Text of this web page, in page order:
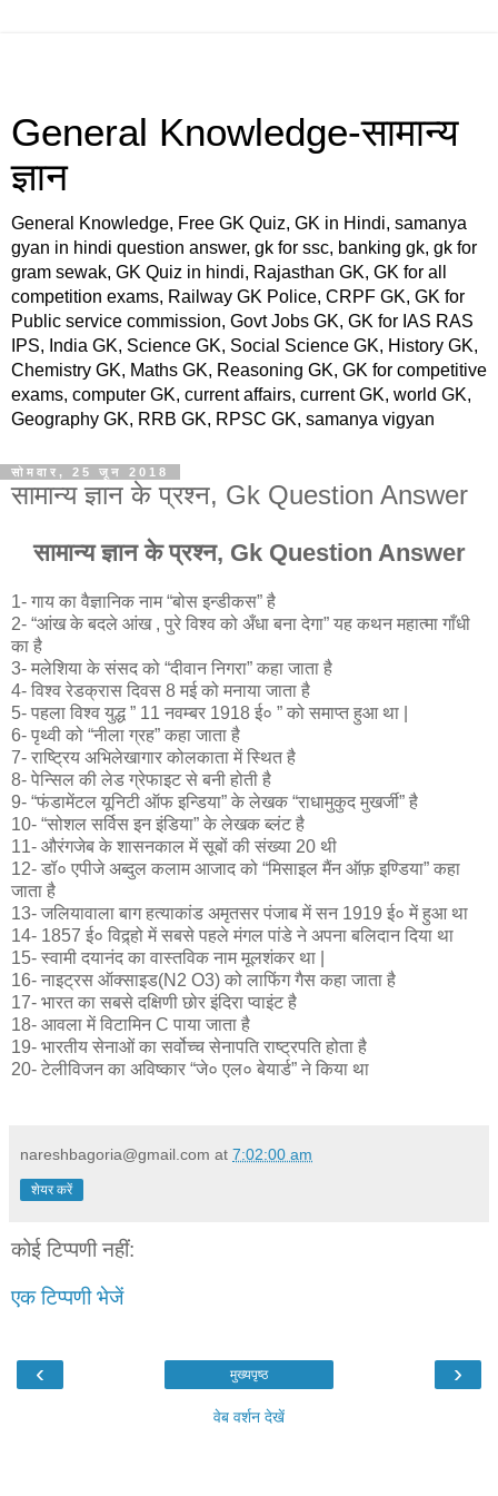
General Knowledge-सामान्य
ज्ञान
General Knowledge, Free GK Quiz, GK in Hindi, samanya
gyan in hindi question answer, gk for ssc, banking gk, gk for
gram sewak, GK Quiz in hindi, Rajasthan GK, GK for all
competition exams, Railway GK Police, CRPF GK, GK for
Public service commission, Govt Jobs GK, GK for IAS RAS
IPS, India GK, Science GK, Social Science GK, History GK,
Chemistry GK, Maths GK, Reasoning GK, GK for competitive
exams, computer GK, current affairs, current GK, world GK,
Geography GK, RRB GK, RPSC GK, samanya vigyan
सोमवार, 25 जून 2018
सामान्य ज्ञान के प्रश्न, Gk Question Answer
सामान्य ज्ञान के प्रश्न, Gk Question Answer
1- गाय का वैज्ञानिक नाम “बोस इन्डीकस” है
2- “आंख के बदले आंख , पुरे विश्व को अँधा बना देगा” यह कथन महात्मा गाँधी
का है
3- मलेशिया के संसद को “दीवान निगरा” कहा जाता है
4- विश्व रेडक्रास दिवस 8 मई को मनाया जाता है
5- पहला विश्व युद्ध ” 11 नवम्बर 1918 ई० ” को समाप्त हुआ था |
6- पृथ्वी को “नीला ग्रह” कहा जाता है
7- राष्ट्रिय अभिलेखागार कोलकाता में स्थित है
8- पेन्सिल की लेड ग्रेफाइट से बनी होती है
9- “फंडामेंटल यूनिटी ऑफ इन्डिया” के लेखक “राधामुकुद मुखर्जी” है
10- “सोशल सर्विस इन इंडिया” के लेखक ब्लंट है
11- औरंगजेब के शासनकाल में सूबों की संख्या 20 थी
12- डॉ० एपीजे अब्दुल कलाम आजाद को “मिसाइल मैंन ऑफ़ इण्डिया” कहा
जाता है
13- जलियावाला बाग हत्याकांड अमृतसर पंजाब में सन 1919 ई० में हुआ था
14- 1857 ई० विद्र्हो में सबसे पहले मंगल पांडे ने अपना बलिदान दिया था
15- स्वामी दयानंद का वास्तविक नाम मूलशंकर था |
16- नाइट्रस ऑक्साइड(N2 O3) को लाफिंग गैस कहा जाता है
17- भारत का सबसे दक्षिणी छोर इंदिरा प्वाइंट है
18- आवला में विटामिन C पाया जाता है
19- भारतीय सेनाओं का सर्वोच्च सेनापति राष्ट्रपति होता है
20- टेलीविजन का अविष्कार “जे० एल० बेयार्ड” ने किया था
nareshbagoria@gmail.com at 7:02:00 am
शेयर करें
कोई टिप्पणी नहीं:
एक टिप्पणी भेजें
‹ ›
मुख्यपृष्ठ
वेब वर्शन देखें